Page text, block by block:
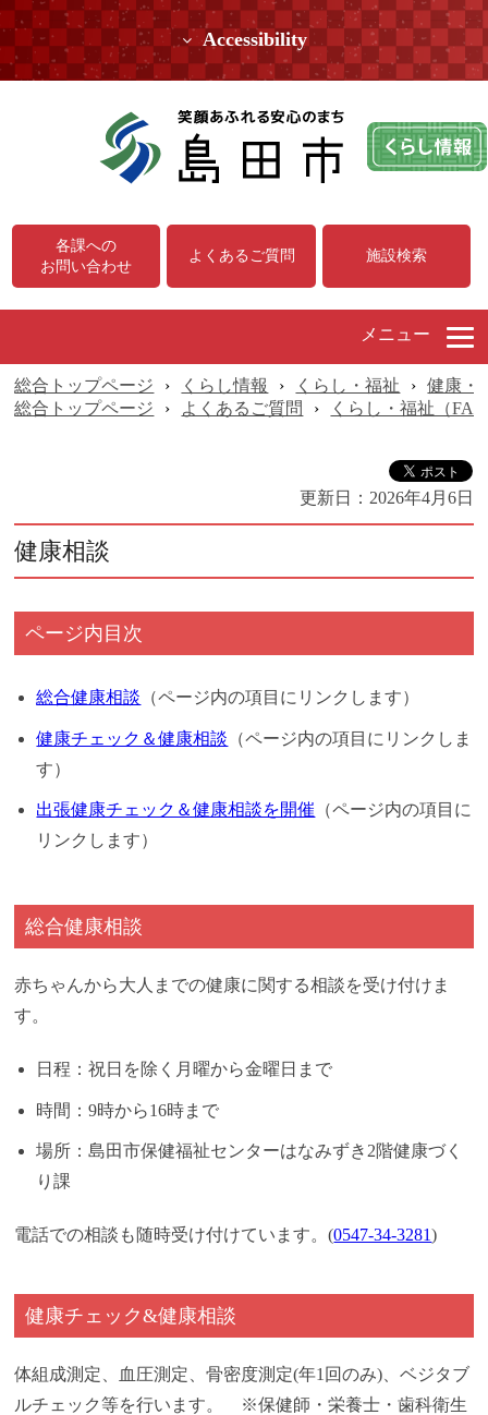
Accessibility
各課への
お問い合わせ
よくあるご質問 施設検索
メニュー
総合トップページ › くらし情報 › くらし・福祉 ›
健康・
総合トップページ
› よくあるご質問 › くらし・福祉（
更新日： 2026年4月6日
健康相談
ページ内目次
総合健康相談 （ページ内の項目にリンクします）
健康チェック＆健康相談 （ページ内の項目にリンクしま
す）
出張健康チェック＆健康相談を開催 （ページ内の項目に
リンクします）
総合健康相談
赤ちゃんから大人までの健康に関する相談を受け付けま
す。
日程：祝日を除く月曜から金曜日まで
時間：9時から16時まで
場所：島田市保健福祉センターはなみずき2階健康づく
り課
電話での相談も随時受け付けています。(0547-34-3281)
健康チェック&健康相談
体組成測定、血圧測定、骨密度測定(年1回のみ)、ベジタブ
ルチェック等を行います。 ※保健師・栄養士・歯科衛生